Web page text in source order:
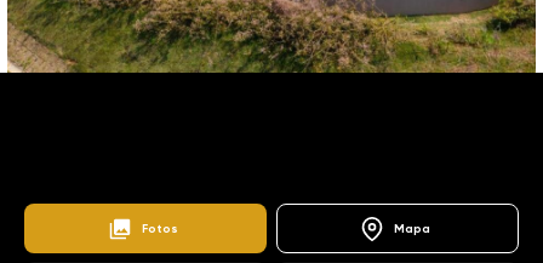
Fotos Mapa